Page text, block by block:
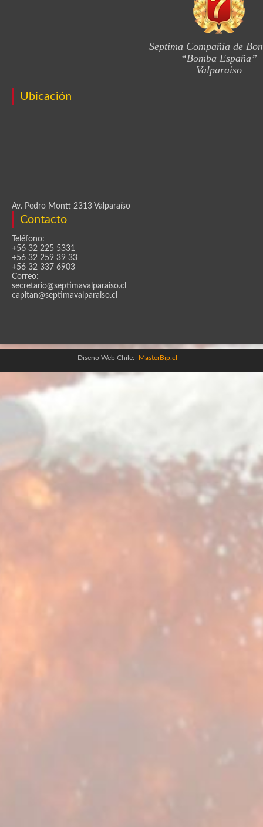
Septima Compañia de
“Bomba España”
Valparaíso
Ubicación
Av. Pedro Montt 2313 Valparaíso
Contacto
Teléfono:
+56 32 225 5331
+56 32 259 39 33
+56 32 337 6903
Correo:
secretario@septimavalparaiso.cl
capitan@septimavalparaiso.cl
Diseno Web Chile: MasterBip.cl